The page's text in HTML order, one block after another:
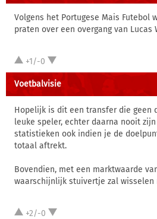
Volgens het Portugese Mais Futebol
praten over een overgang van
+1/-0
Voetbalvisie
Hopelijk is dit een transfer die geen
leuke speler, echter daarna nooit
statistieken ook indien je de
totaal aftrekt.
Bovendien, met een marktwaarde
waarschijnlijk stuivertje zal
+2/-0